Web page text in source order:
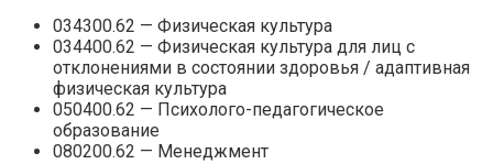
034300.62 — Физическая культура
034400.62 — Физическая культура для лиц с
отклонениями в состоянии здоровья / адаптивная
физическая культура
050400.62 — Психолого-педагогическое
образование
080200.62 — Менеджмент